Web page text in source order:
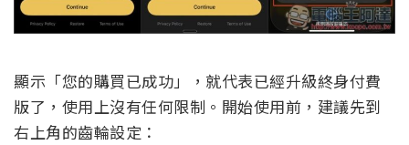
顯示「您的購買已成功」，就代表已經升級終身付費
版了，使用上沒有任何限制。開始使用前，建議先到
右上角的齒輪設定：